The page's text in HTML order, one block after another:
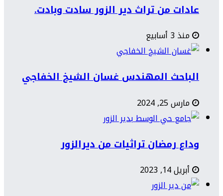
عادات من تراث دير الزور سادت وبادت.
منذ 3 أسابيع
الباحث المهندس غسان الشيخ الخفاجي
مارس 25, 2024
وداع رمضان تراثيات من ديرالزور
أبريل 14, 2023